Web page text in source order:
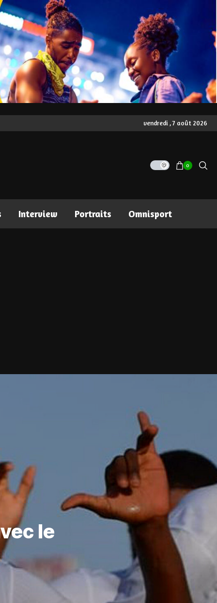
vendredi , 7 août 2026
0
Interview Portraits Omnisport
le